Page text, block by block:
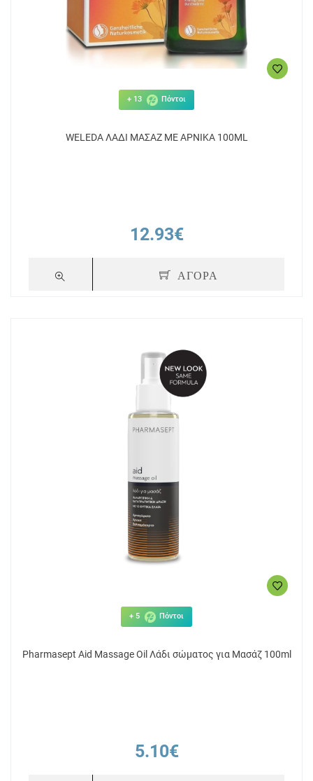
+ 13 Πόντοι
WELEDA ΛΑΔΙ ΜΑΣΑΖ ΜΕ ΑΡΝΙΚΑ 100ML
12.93€
ΑΓΟΡΑ
+ 5 Πόντοι
Pharmasept Aid Massage Oil Λάδι σώματος για Μασάζ 100ml
5.10€